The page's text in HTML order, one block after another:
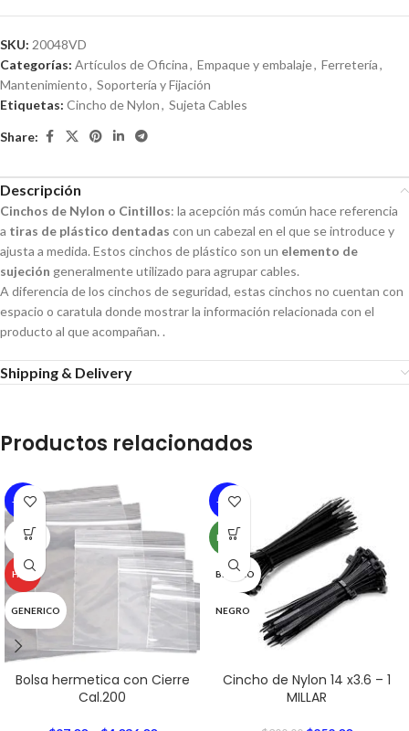
SKU: 20048VD
Categorías: Artículos de Oficina, Empaque y embalaje, Ferretería,
Mantenimiento, Soportería y Fijación
Etiquetas: Cincho de Nylon, Sujeta Cables
Share:
Descripción
Cinchos de Nylon o Cintillos: la acepción más común hace referencia
a tiras de plástico dentadas con un cabezal en el que se introduce y
ajusta a medida. Estos cinchos de plástico son un elemento de
sujeción generalmente utilizado para agrupar cables.
A diferencia de los cinchos de seguridad, estas cinchos no cuentan con
espacio o caratula donde mostrar la información relacionada con el
producto al que acompañan. .
Shipping & Delivery
Productos relacionados
-25%
SOLD
OUT
HOT
GENERICO
Bolsa hermetica con Cierre
Cal.200
-16%
NEW
BLANCO
NEGRO
Cincho de Nylon 14 x3.6 – 1
MILLAR